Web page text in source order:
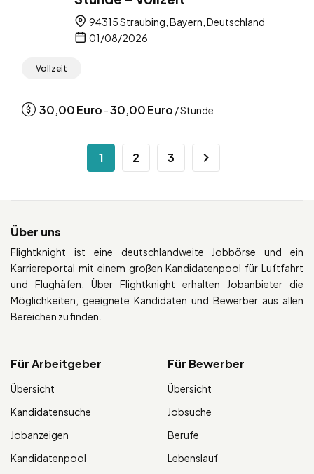
94315 Straubing, Bayern, Deutschland
01/08/2026
Vollzeit
30,00Euro -30,00Euro / Stunde
1 2 3
Über uns
Flightknight ist eine deutschlandweite Jobbörse und ein
Karriereportal mit einem großen Kandidatenpool für Luftfahrt
und Flughäfen. Über Flightknight erhalten Jobanbieter die
Möglichkeiten, geeignete Kandidaten und Bewerber aus allen
Bereichen zu finden.
Für Arbeitgeber
Übersicht
Kandidatensuche
Jobanzeigen
Kandidatenpool
Für Bewerber
Übersicht
Jobsuche
Berufe
Lebenslauf